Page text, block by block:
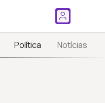
Política Notícias